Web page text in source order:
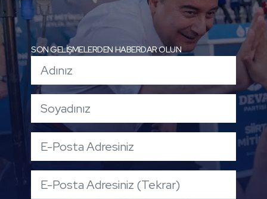
SON GELİŞMELERDEN HABERDAR OLUN